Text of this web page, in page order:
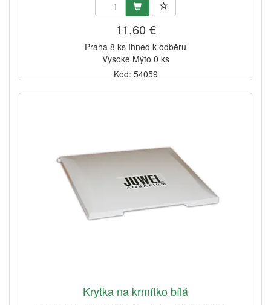
11,60 €
Praha 8 ks Ihned k odběru
Vysoké Mýto 0 ks
Kód: 54059
Krytka na krmítko bílá